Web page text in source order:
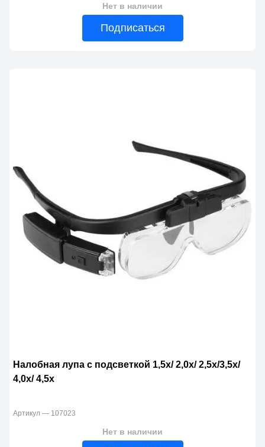
Нет в наличии
Подписаться
Налобная лупа с подсветкой 1,5х/ 2,0х/ 2,5х/3,5х/
4,0х/ 4,5х
Артикул — 107023
Нет в наличии